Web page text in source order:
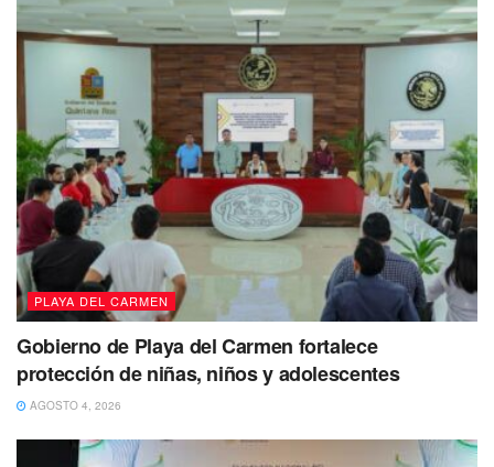
PLAYA DEL CARMEN
Gobierno de Playa del Carmen fortalece
protección de niñas, niños y adolescentes
AGOSTO 4, 2026